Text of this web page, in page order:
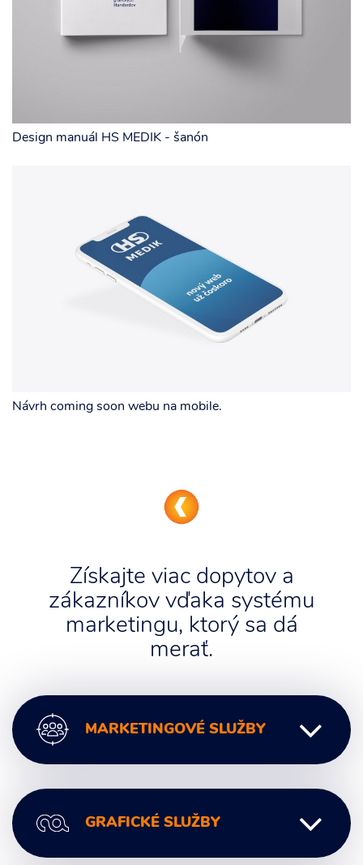
Design manuál HS MEDIK - šanón
Návrh coming soon webu na mobile.
Získajte viac dopytov a
zákazníkov vďaka systému
marketingu, ktorý sa dá
merať.
MARKETINGOVÉ SLUŽBY
Digitálny marketing
Marketingové poradenstvo
Marketingová komunikácia
GRAFICKÉ SLUŽBY